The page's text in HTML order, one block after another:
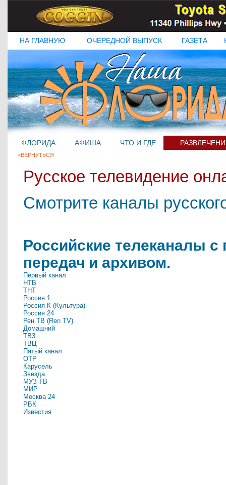
НА ГЛАВНУЮ ОЧЕРЕДНОЙ ВЫПУСК ГАЗЕТА
ФЛОРИДА АФИША ЧТО И ГДЕ
<ВЕРНУТЬСЯ
Русское телевидение
Смотрите каналы
Российские телеканалы с
передач и архивом.
Первый канал
НТВ
ТНТ
Россия 1
Россия К (Культура)
Россия 24
Рен ТВ (Ren TV)
Домашний
ТВ3
ТВЦ
Пятый канал
ОТР
Карусель
Звезда
МУЗ-ТВ
МИР
Москва 24
РБК
Известия